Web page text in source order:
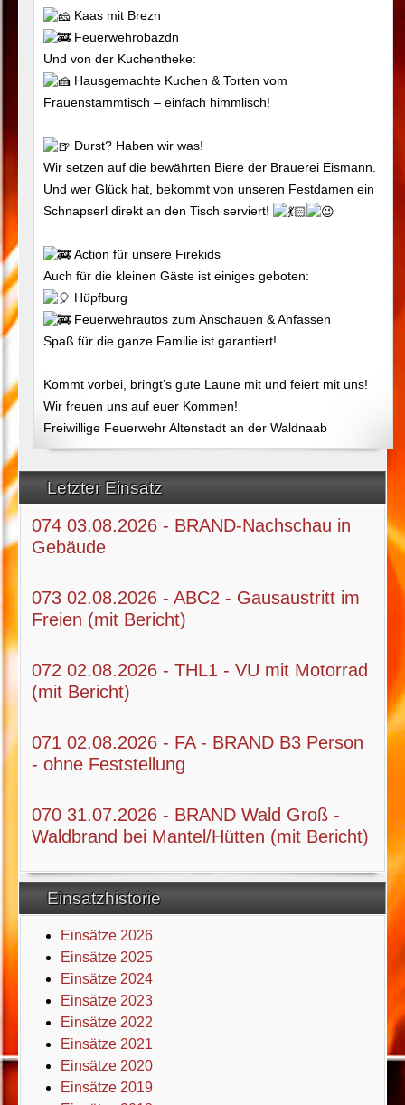
Letzter Einsatz
074 03.08.2026 - BRAND-Nachschau in
Gebäude
073 02.08.2026 - ABC2 - Gausaustritt im
Freien (mit Bericht)
072 02.08.2026 - THL1 - VU mit Motorrad
(mit Bericht)
071 02.08.2026 - FA - BRAND B3 Person
- ohne Feststellung
070 31.07.2026 - BRAND Wald Groß -
Waldbrand bei Mantel/Hütten (mit Bericht)
Einsatzhistorie
Einsätze 2026
Einsätze 2025
Einsätze 2024
Einsätze 2023
Einsätze 2022
Einsätze 2021
Einsätze 2020
Einsätze 2019
Kaas mit Brezn
Feuerwehrobazdn
Und von der Kuchentheke:
Hausgemachte Kuchen & Torten vom
Frauenstammtisch – einfach himmlisch!
Durst? Haben wir was!
Wir setzen auf die bewährten Biere der Brauerei Eismann.
Und wer Glück hat, bekommt von unseren Festdamen ein
Schnapserl direkt an den Tisch serviert!
Action für unsere Firekids
Auch für die kleinen Gäste ist einiges geboten:
Hüpfburg
Feuerwehrautos zum Anschauen & Anfassen
Spaß für die ganze Familie ist garantiert!
Kommt vorbei, bringt’s gute Laune mit und feiert mit uns!
Wir freuen uns auf euer Kommen!
Freiwillige Feuerwehr Altenstadt an der Waldnaab